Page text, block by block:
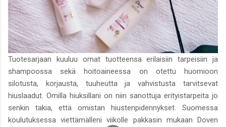
Tuotesarjaan kuuluu omat tuotteensa erilaisiin tarpeisiin ja
shampoossa sekä hoitoaineessa on otettu huomioon
silotusta, korjausta, tuuheutta ja vahvistusta tarvitsevat
hiuslaadut. Omilla hiuksillani on niin sanottuja erityistarpeita jo
senkin takia, että omistan hiustenpidennykset. Suomessa
koulutuksessa viettämälleni viikolle pakkasin mukaan Doven